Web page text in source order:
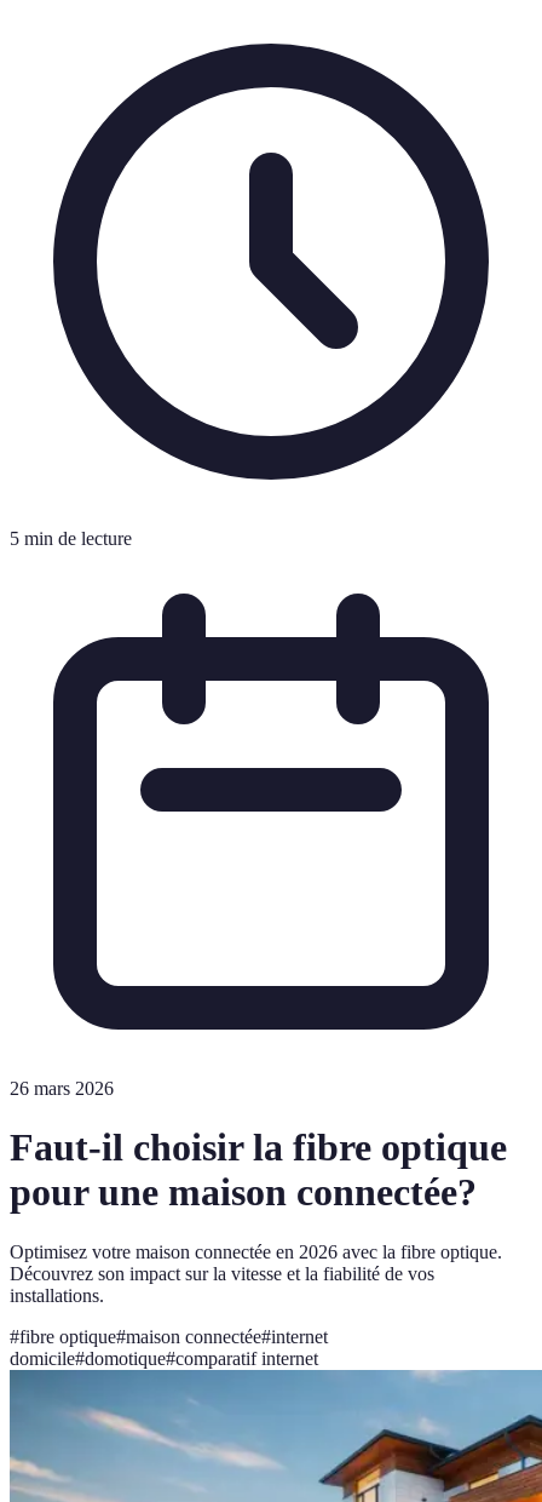
5 min de lecture
26 mars 2026
Faut-il choisir la fibre optique
pour une maison connectée?
Optimisez votre maison connectée en 2026 avec la fibre optique.
Découvrez son impact sur la vitesse et la fiabilité de vos
installations.
#fibre optique#maison connectée#internet
domicile#domotique#comparatif internet